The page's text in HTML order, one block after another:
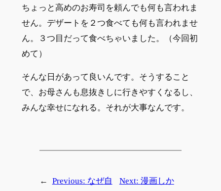
ちょっと高めのお寿司を頼んでも何も言われま
せん。デザートを２つ食べても何も言われませ
ん。３つ目だって食べちゃいました。（今回初
めて）
そんな日があって良いんです。そうすること
で、お母さんも息抜きしに行きやすくなるし、
みんな幸せになれる。それが大事なんです。
← Previous: なぜ自
Next: 漫画しか